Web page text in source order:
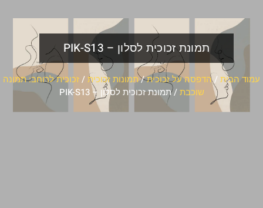
תמונת זכוכית לסלון – PIK-S13
עמוד הבית /הדפסה על זכוכית/תמונות זכוכית/זכוכית לרוחב: תמונה
שוכבת/ תמונת זכוכית לסלון – PIK-S13